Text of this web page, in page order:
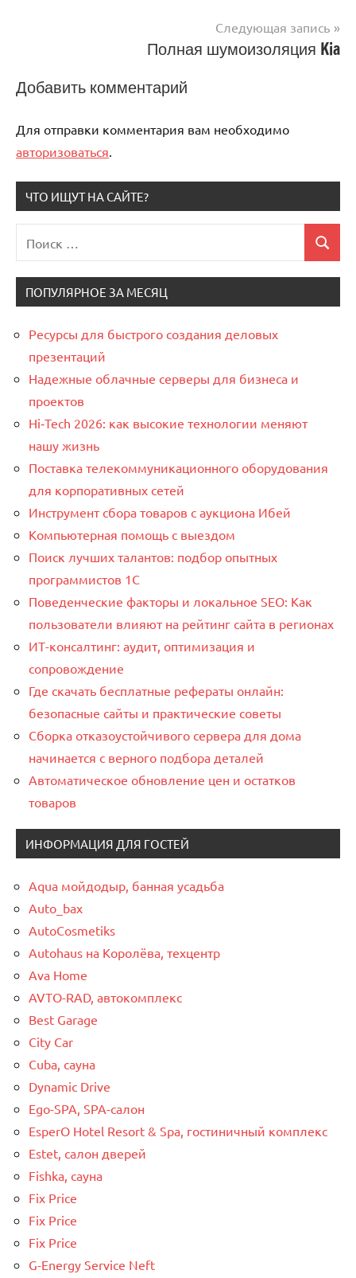
Следующая запись
Полная шумоизоляция Kia
Добавить комментарий
Для отправки комментария вам необходимо
авторизоваться.
ЧТО ИЩУТ НА САЙТЕ?
для:
Поиск
ПОПУЛЯРНОЕ ЗА МЕСЯЦ
Ресурсы для быстрого создания деловых
презентаций
Надежные облачные серверы для бизнеса и
проектов
Hi‑Tech 2026: как высокие технологии меняют
нашу жизнь
Поставка телекоммуникационного оборудования
для корпоративных сетей
Инструмент сбора товаров с аукциона Ибей
Компьютерная помощь с выездом
Поиск лучших талантов: подбор опытных
программистов 1C
Поведенческие факторы и локальное SEO: Как
пользователи влияют на рейтинг сайта в регионах
ИТ-консалтинг: аудит, оптимизация и
сопровождение
Где скачать бесплатные рефераты онлайн:
безопасные сайты и практические советы
Сборка отказоустойчивого сервера для дома
начинается с верного подбора деталей
Автоматическое обновление цен и остатков
товаров
ИНФОРМАЦИЯ ДЛЯ ГОСТЕЙ
Aqua мойдодыр, банная усадьба
Auto_bax
AutoCosmetiks
Autohaus на Королёва, техцентр
Ava Home
AVTO-RAD, автокомплекс
Best Garage
City Car
Cuba, сауна
Dynamic Drive
Ego-SPA, SPA-салон
EsperO Hotel Resort & Spa, гостиничный комплекс
Estet, салон дверей
Fishka, сауна
Fix Price
Fix Price
Fix Price
G-Energy Service Neft